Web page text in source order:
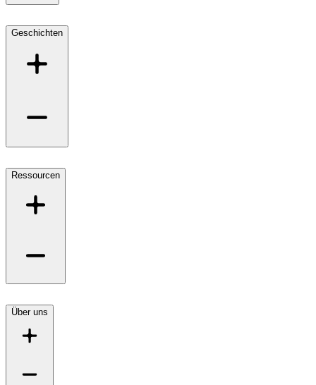
Geschichten
Ressourcen
Über uns